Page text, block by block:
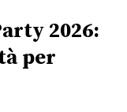
2026:
per